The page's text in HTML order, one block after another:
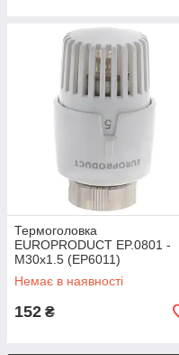
Термоголовка
EUROPRODUCT EP.0801 -
M30x1.5 (EP6011)
Немає в наявності
152 ₴